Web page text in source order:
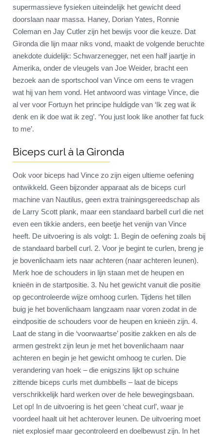
supermassieve fysieken uiteindelijk het gewicht deed
doorslaan naar massa. Haney, Dorian Yates, Ronnie
Coleman en Jay Cutler zijn het bewijs voor die keuze. Dat
Gironda die lijn maar niks vond, maakt de volgende beruchte
anekdote duidelijk: Schwarzenegger, net een half jaartje in
Amerika, onder de vleugels van Joe Weider, bracht een
bezoek aan de sportschool van Vince om eens te vragen
wat hij van hem vond. Het antwoord was vintage Vince, die
al ver voor Fortuyn het principe huldigde van ‘Ik zeg wat ik
denk en ik doe wat ik zeg’. ‘You just look like another fat fuck
to me’.
Biceps curl à la Gironda
Ook voor biceps had Vince zo zijn eigen ultieme oefening
ontwikkeld. Geen bijzonder apparaat als de biceps curl
machine van Nautilus, geen extra trainingsgereedschap als
de Larry Scott plank, maar een standaard barbell curl die net
even een tikkie anders, een beetje het venijn van Vince
heeft. De uitvoering is als volgt: 1. Begin de oefening zoals bij
de standaard barbell curl. 2. Voor je begint te curlen, breng je
je bovenlichaam iets naar achteren (naar achteren leunen).
Merk hoe de schouders in lijn staan met de heupen en
knieën in de startpositie. 3. Nu het gewicht vanuit die positie
op gecontroleerde wijze omhoog curlen. Tijdens het tillen
buig je het bovenlichaam langzaam naar voren zodat in de
eindpositie de schouders voor de heupen en knieën zijn. 4.
Laat de stang in die ‘voorwaartse’ positie zakken en als de
armen gestrekt zijn leun je met het bovenlichaam naar
achteren en begin je het gewicht omhoog te curlen. Die
verandering van hoek – die enigszins lijkt op schuine
zittende biceps curls met dumbbells – laat de biceps
verschrikkelijk hard werken over de hele bewegingsbaan.
Let op! In de uitvoering is het geen ‘cheat curl’, waar je
voordeel haalt uit het achterover leunen. De uitvoering moet
niet explosief maar gecontroleerd en doelbewust zijn. In het